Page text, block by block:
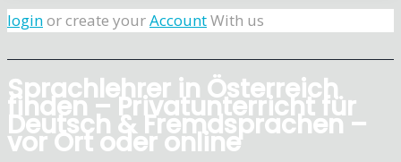
loginor create yourAccountWith us
Sprachlehrer in Österreich
finden – Privatunterricht für
Deutsch & Fremdsprachen –
vor Ort oder online